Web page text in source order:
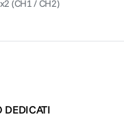
(CH1 / CH2)
DEDICATI